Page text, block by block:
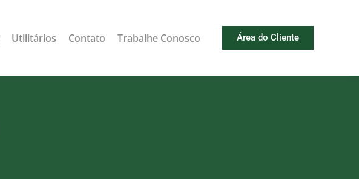
Utilitários Contato Trabalhe Conosco Área do Cliente